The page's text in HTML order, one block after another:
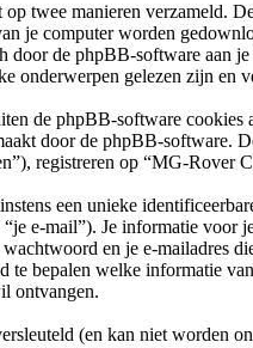
twee manieren verzameld.
je computer worden
door de phpBB-software aan
onderwerpen gelezen zijn en
de phpBB-software cookies
door de phpBB-software.
registreren op “MG-Rover
een unieke
“je e-mail”). Je informatie
wachtwoord en je e-mailadres
te bepalen welke informatie
ontvangen.
(en kan niet worden